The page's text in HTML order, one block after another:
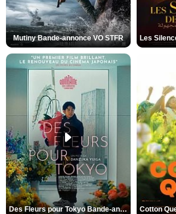
Mutiny Bande-annonce VO STFR
Des Fleurs pour Tokyo Bande-annonce VO STFR